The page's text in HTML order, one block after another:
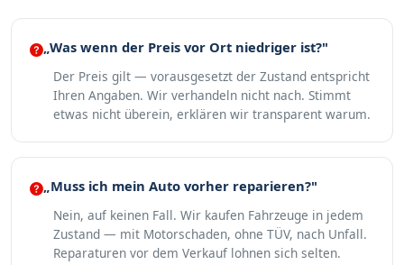
„Was wenn der Preis vor Ort niedriger ist?"
Der Preis gilt — vorausgesetzt der Zustand entspricht
Ihren Angaben. Wir verhandeln nicht nach. Stimmt
etwas nicht überein, erklären wir transparent warum.
„Muss ich mein Auto vorher reparieren?"
Nein, auf keinen Fall. Wir kaufen Fahrzeuge in jedem
Zustand — mit Motorschaden, ohne TÜV, nach Unfall.
Reparaturen vor dem Verkauf lohnen sich selten.